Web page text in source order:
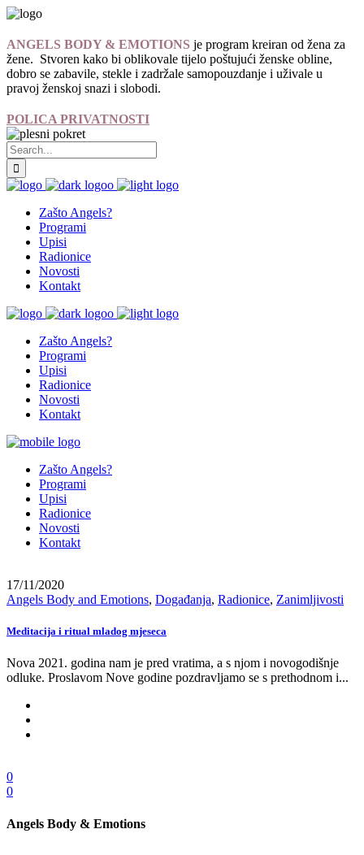
ANGELS BODY & EMOTIONS je program kreiran od žena za
žene. Stvoren kako bi oblikovale tijelo poštujući ženske obline,
dobro se zabavile, stekle i zadržale samopouzdanje i uživale u
pravoj ženskoj snazi i slobodi.
POLICA PRIVATNOSTI
Zašto Angels?
Programi
Upisi
Radionice
Novosti
Kontakt
Zašto Angels?
Programi
Upisi
Radionice
Novosti
Kontakt
Zašto Angels?
Programi
Upisi
Radionice
Novosti
Kontakt
17/11/2020
Angels Body and Emotions, Događanja, Radionice, Zanimljivosti
Meditacija i ritual mladog mjeseca
Nova 2021. godina nam je pred vratima, a s njom i novogodišnje
odluke. Proslavom Nove godine pozdravljamo se s prethodnom i...
0
0
Angels Body & Emotions